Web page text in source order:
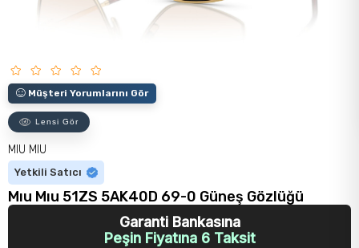
Müşteri Yorumlarını Gör
Lensi Gör
MIU MIU
Yetkili Satıcı
Mıu Mıu 51ZS 5AK40D 69-0 Güneş Gözlüğü
Garanti Bankasına
Peşin Fiyatına 6 Taksit